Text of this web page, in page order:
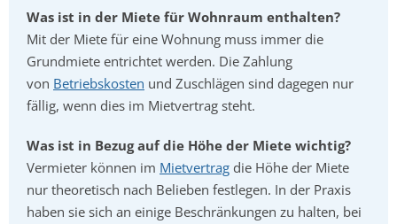
Was ist in der Miete für Wohnraum enthalten?
Mit der Miete für eine Wohnung muss immer die
Grundmiete entrichtet werden. Die Zahlung
von Betriebskosten und Zuschlägen sind dagegen nur
fällig, wenn dies im Mietvertrag steht.
Was ist in Bezug auf die Höhe der Miete wichtig?
Vermieter können im Mietvertrag die Höhe der Miete
nur theoretisch nach Belieben festlegen. In der Praxis
haben sie sich an einige Beschränkungen zu halten, bei